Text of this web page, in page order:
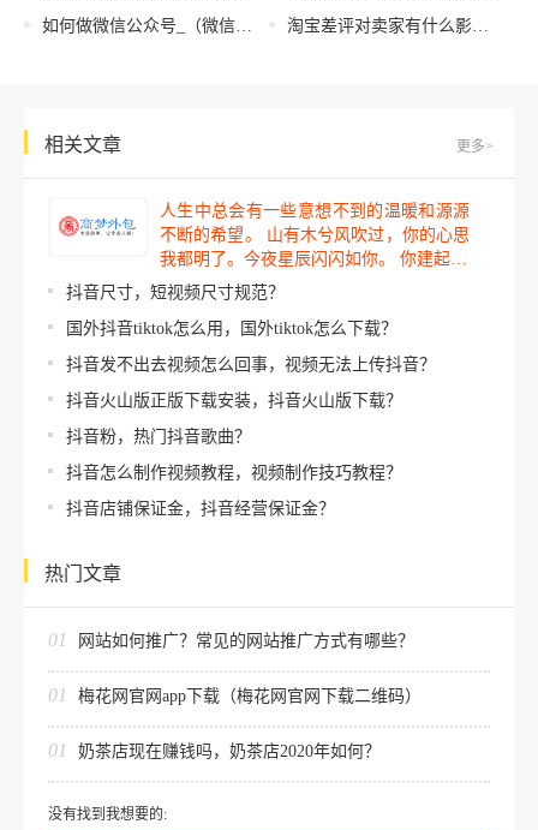
如何做微信公众号_（微信公众号怎么发起投票）
淘宝差评对卖家有什么影响么_，差评对卖家的影响？
相关文章 更多>
人生中总会有一些意想不到的温暖和源源
不断的希望。 山有木兮风吹过，你的心思
我都明了。今夜星辰闪闪如你。 你建起…
抖音尺寸，短视频尺寸规范？
国外抖音tiktok怎么用，国外tiktok怎么下载？
抖音发不出去视频怎么回事，视频无法上传抖音？
抖音火山版正版下载安装，抖音火山版下载？
抖音粉，热门抖音歌曲？
抖音怎么制作视频教程，视频制作技巧教程？
抖音店铺保证金，抖音经营保证金？
热门文章
01 网站如何推广？常见的网站推广方式有哪些？
01 梅花网官网app下载（梅花网官网下载二维码）
01 奶茶店现在赚钱吗，奶茶店2020年如何？
没有找到我想要的: